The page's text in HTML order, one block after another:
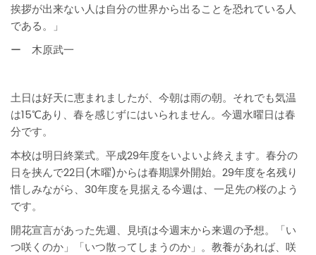
挨拶が出来ない人は自分の世界から出ることを恐れている人
である。」
ー 木原武一
土日は好天に恵まれましたが、今朝は雨の朝。それでも気温
は15℃あり、春を感じずにはいられません。今週水曜日は春
分です。
本校は明日終業式。平成29年度をいよいよ終えます。春分の
日を挟んで22日(木曜)からは春期課外開始。29年度を名残り
惜しみながら、30年度を見据える今週は、一足先の桜のよう
です。
開花宣言があった先週、見頃は今週末から来週の予想。「い
つ咲くのか」「いつ散ってしまうのか」。教養があれば、咲